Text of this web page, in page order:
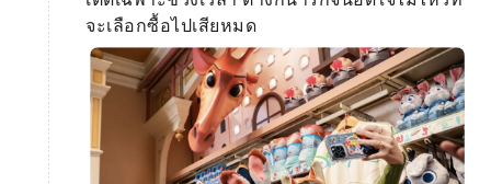
จะเลือกซื้อไปเสียหมด